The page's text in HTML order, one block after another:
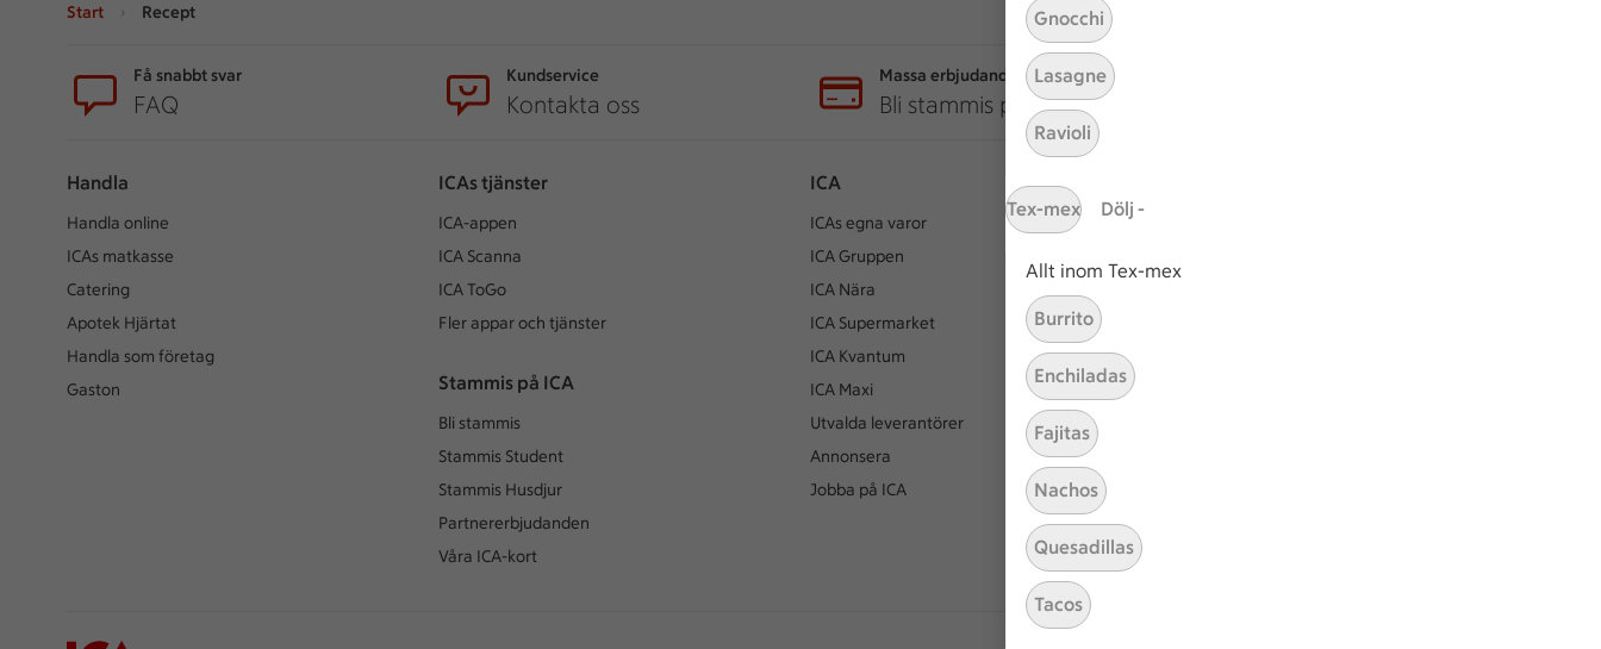
Gnocchi
Lasagne
Ravioli
Tex-mex Dölj -
Allt inom Tex-mex
Burrito
Enchiladas
Fajitas
Nachos
Quesadillas
Tacos
Start Recept
Få snabbt svar
FAQ
Kundservice
Kontakta oss
Massa erbjudanden
Bli stammis på ICA
Handla
Handla online
ICAs matkasse
Catering
Apotek Hjärtat
Handla som företag
Gaston
ICAs tjänster
ICA-appen
ICA Scanna
ICA ToGo
Fler appar och tjänster
Stammis på ICA
Bli stammis
Stammis Student
Stammis Husdjur
Partnererbjudanden
Våra ICA-kort
ICA
ICAs egna varor
ICA Gruppen
ICA Nära
ICA Supermarket
ICA Kvantum
ICA Maxi
Utvalda leverantörer
Annonsera
Jobba på ICA